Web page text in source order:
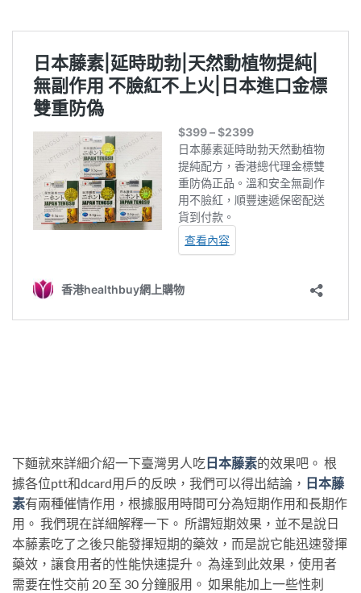
下麵就來詳細介紹一下臺灣男人吃日本藤素的效果吧。 根
據各位ptt和dcard用戶的反映，我們可以得出結論， 日本藤
素有兩種催情作用，根據服用時間可分為短期作用和長期作
用。 我們現在詳細解釋一下。 所謂短期效果，並不是說日
本藤素吃了之後只能發揮短期的藥效，而是說它能迅速發揮
藥效，讓食用者的性能快速提升。 為達到此效果，使用者
需要在性交前 20 至 30 分鐘服用。 如果能加上一些性刺